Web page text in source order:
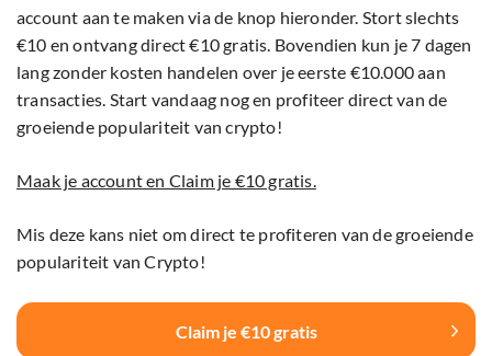
account aan te maken via de knop hieronder. Stort slechts
€10 en ontvang direct €10 gratis. Bovendien kun je 7 dagen
lang zonder kosten handelen over je eerste €10.000 aan
transacties. Start vandaag nog en profiteer direct van de
groeiende populariteit van crypto!
Maak je account en Claim je €10 gratis.
Mis deze kans niet om direct te profiteren van de groeiende
populariteit van Crypto!
Claim je €10 gratis